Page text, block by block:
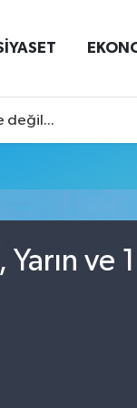
değil...
Yarın